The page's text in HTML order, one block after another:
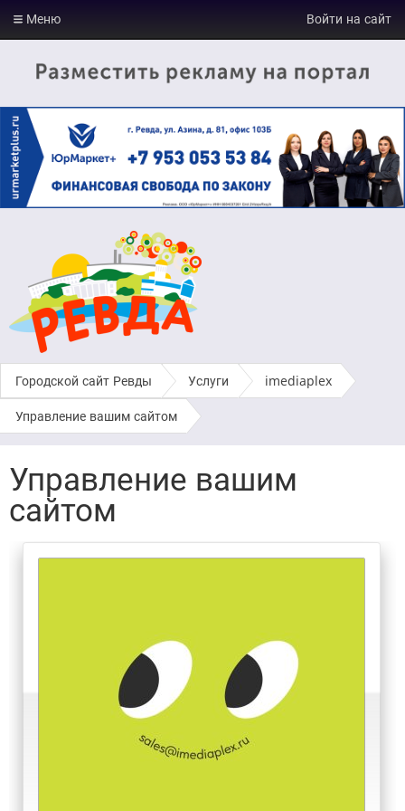
Городской сайт Ревды › Услуги › imediaplex
Управление вашим сайтом
Управление вашим
сайтом
Войти на сайт
Меню